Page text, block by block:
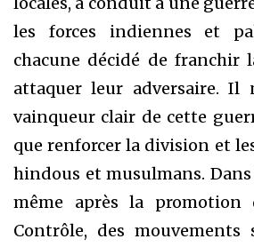
les forces indiennes et
chacune décidé de franchir
attaquer leur adversaire. Il
vainqueur clair de cette
que renforcer la division et
hindous et musulmans. Dans
même après la
Contrôle, des mouvements